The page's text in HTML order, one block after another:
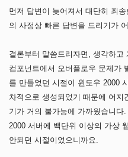
먼저 답변이 늦어져서 대단히 죄
의 사정상 빠른 답변을 드리기가
결론부터 말씀드리자면, 생각하
컴포넌트에서 오버플로우 문제가
를 만들었던 시절이 윈도우 2000
차적으로 생성되었기 때문에 어
기가 거의 불가능에 가까웠습니
2000 서버에 백단위 이상의 가상
안되던 시절이었으니까요.